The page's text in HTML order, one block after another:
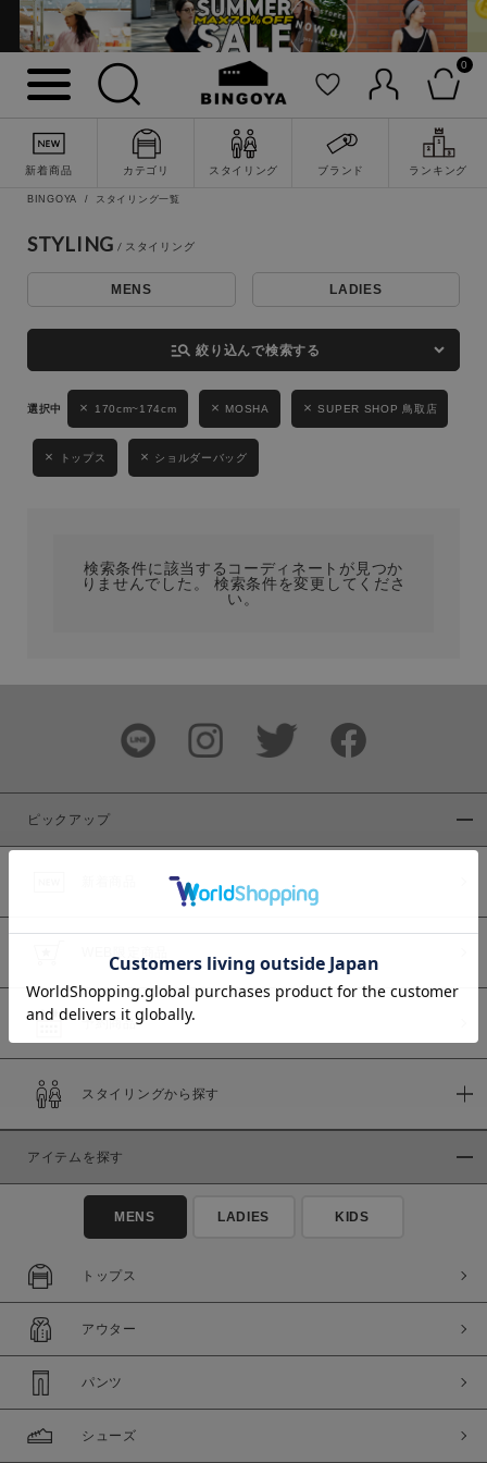
0
新着商品 カテゴリ スタイリング ブランド ランキング
詳細検索
キーワード
性別
MENS LADIES KIDS
ブランド
商品タイプ
通常商品
セール価格
在庫
在庫あり
BINGOYA スタイリング一覧
STYLING
MENS LADIES
manage_search 絞り込んで検索する
170cm~174cm MOSHA SUPER SHOP 鳥取店
トップス ショルダーバッグ
検索条件に該当するコーディネートが見つか
りませんでした。 検索条件を変更してくださ
い。
ピックアップ
予約商品
スタイリングから探す
アイテムを探す
MENS LADIES KIDS
トップス
アウター
パンツ
シューズ